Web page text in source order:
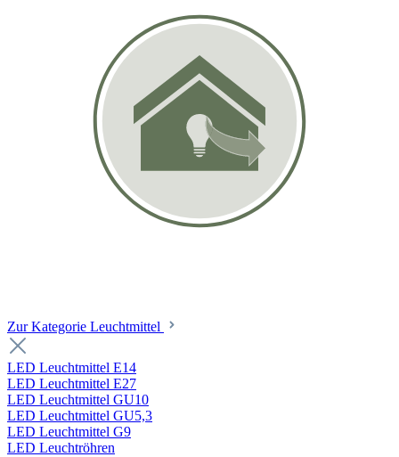
Zur Kategorie Leuchtmittel
LED Leuchtmittel E14
LED Leuchtmittel E27
LED Leuchtmittel GU10
LED Leuchtmittel GU5,3
LED Leuchtmittel G9
LED Leuchtröhren